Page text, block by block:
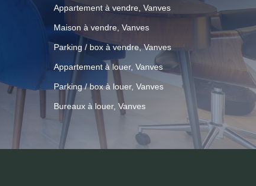
Appartement à vendre, Vanves
Maison à vendre, Vanves
Parking / box à vendre, Vanves
Appartement à louer, Vanves
Parking / box à louer, Vanves
Bureaux à louer, Vanves